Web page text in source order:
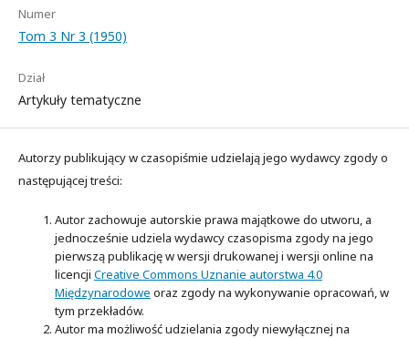
Numer
Tom 3 Nr 3 (1950)
Dział
Artykuły tematyczne
Autorzy publikujący w czasopiśmie udzielają jego wydawcy zgody o
następującej treści:
Autor zachowuje autorskie prawa majątkowe do utworu, a
jednocześnie udziela wydawcy czasopisma zgody na jego
pierwszą publikację w wersji drukowanej i wersji online na
licencji Creative Commons Uznanie autorstwa 4.0
Międzynarodowe oraz zgody na wykonywanie opracowań, w
tym przekładów.
Autor ma możliwość udzielania zgody niewyłącznej na